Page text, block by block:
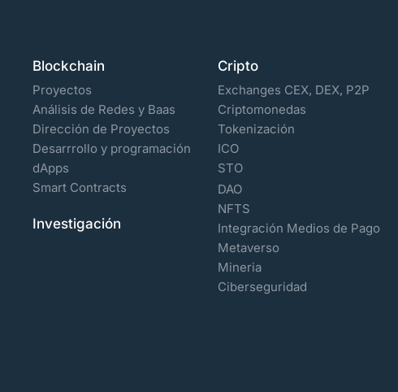
Blockchain
Proyectos
Análisis de Redes y Baas
Dirección de Proyectos
Desarrrollo y programación
dApps
Smart Contracts
Investigación
Cripto
Exchanges CEX, DEX, P2P
Criptomonedas
Tokenización
ICO
STO
DAO
NFTS
Integración Medios de Pago
Metaverso
Mineria
Ciberseguridad